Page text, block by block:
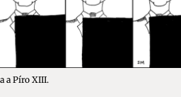
a Píro XIII.